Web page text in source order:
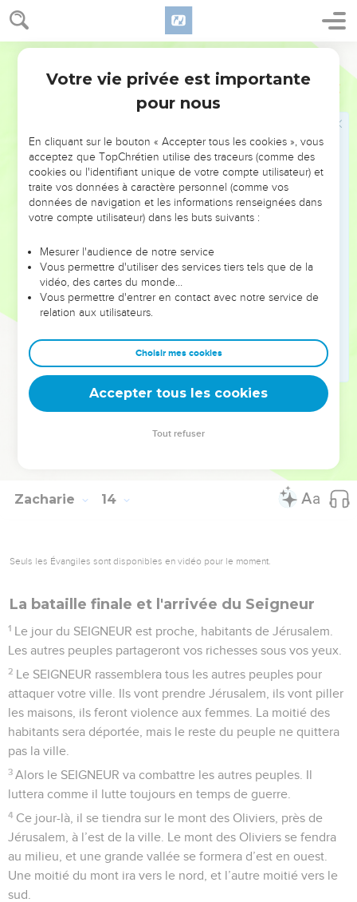
Zacharie 13
5 Mais chacun dira : “Je ne suis pas un prophète, je suis un
cultivateur, moi. Je possède des champs depuis ma
Et si quelqu’un lui demande : “Ces blessures sur ta poitrine,
qu’est-ce que c’est ?” il répondra : “J’ai été blessé dans la
Le Seigneur reconnu comme Dieu
Voici ce que le SEIGNEUR de l’univers déclare : « Épée,
réveille-toi contre mon berger, contre mon ami courageux.
j’attaquerai les petits du troupeau. »
Le SEIGNEUR ajoute : « Les deux tiers des habitants du
pays mourront, un tiers d’entre eux pourront rester en vie.
9
Ceux qui vivront encore, je les ferai passer par le feu, je les
rendrai purs comme on purifie l’argent, j’examinerai ce qu’ils
valent, comme on examine l’or. Alors ils feront appel à moi
et je leur répondrai. Je dirai : “Vous êtes mon peuple”, et eux
diront : “SEIGNEUR, tu es notre Dieu.” »
© Société biblique française – Bibli’O, 2000, avec autorisation. Pour vous procurer
Zacharie 14
Seuls les Évangiles sont disponibles en vidéo pour le moment.
La bataille finale et l'arrivée du Seigneur
1 Le jour du SEIGNEUR est proche, habitants de Jérusalem.
Les autres peuples partageront vos richesses sous vos yeux.
2 Le SEIGNEUR rassemblera tous les autres peuples pour
attaquer votre ville. Ils vont prendre Jérusalem, ils vont piller
les maisons, ils feront violence aux femmes. La moitié des
habitants sera déportée, mais le reste du peuple ne quittera
pas la ville.
3 Alors le SEIGNEUR va combattre les autres peuples. Il
luttera comme il lutte toujours en temps de guerre.
4 Ce jour-là, il se tiendra sur le mont des Oliviers, près de
Jérusalem, à l’est de la ville. Le mont des Oliviers se fendra
au milieu, et une grande vallée se formera d’est en ouest.
Une moitié du mont ira vers le nord, et l’autre moitié vers le
sud.
Votre vie privée est importante
pour nous
En cliquant sur le bouton « Accepter tous les cookies », vous
acceptez que TopChrétien utilise des traceurs (comme des
cookies ou l'identifiant unique de votre compte utilisateur) et
traite vos données à caractère personnel (comme vos
données de navigation et les informations renseignées dans
votre compte utilisateur) dans les buts suivants :
Mesurer l'audience de notre service
Vous permettre d'utiliser des services tiers tels que de la
vidéo, des cartes du monde…
Vous permettre d'entrer en contact avec notre service de
relation aux utilisateurs.
Choisir mes cookies
Accepter tous les cookies
Tout refuser